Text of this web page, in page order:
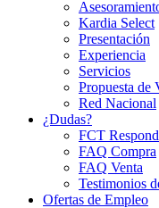
Kardia Select
Presentación
Experiencia
Servicios
Propuesta de
Red Nacional
¿Dudas?
FCT
FAQ Compra
FAQ Venta
Testimonios
Ofertas de Empleo